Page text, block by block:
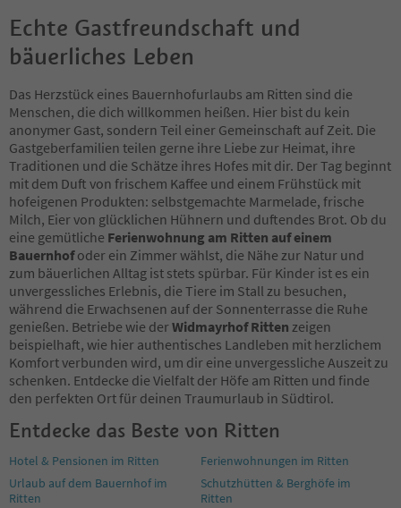
Echte Gastfreundschaft und
bäuerliches Leben
Das Herzstück eines Bauernhofurlaubs am Ritten sind die
Menschen, die dich willkommen heißen. Hier bist du kein
anonymer Gast, sondern Teil einer Gemeinschaft auf Zeit. Die
Gastgeberfamilien teilen gerne ihre Liebe zur Heimat, ihre
Traditionen und die Schätze ihres Hofes mit dir. Der Tag beginnt
mit dem Duft von frischem Kaffee und einem Frühstück mit
hofeigenen Produkten: selbstgemachte Marmelade, frische
Milch, Eier von glücklichen Hühnern und duftendes Brot. Ob du
eine gemütliche Ferienwohnung am Ritten auf einem
Bauernhofoder ein Zimmer wählst, die Nähe zur Natur und
zum bäuerlichen Alltag ist stets spürbar. Für Kinder ist es ein
unvergessliches Erlebnis, die Tiere im Stall zu besuchen,
während die Erwachsenen auf der Sonnenterrasse die Ruhe
genießen. Betriebe wie derWidmayrhof Ritten zeigen
beispielhaft, wie hier authentisches Landleben mit herzlichem
Komfort verbunden wird, um dir eine unvergessliche Auszeit zu
schenken. Entdecke die Vielfalt der Höfe am Ritten und finde
den perfekten Ort für deinen Traumurlaub in Südtirol.
Entdecke das Beste von Ritten
Hotel & Pensionen im Ritten
Ferienwohnungen im Ritten
Urlaub auf dem Bauernhof im
Ritten
Schutzhütten & Berghöfe im
Ritten